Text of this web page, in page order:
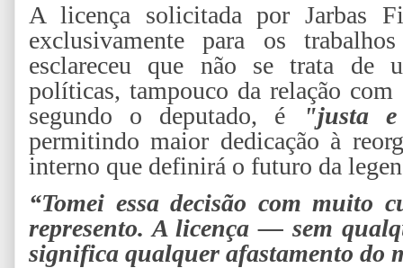
A licença solicitada por Jarbas
exclusivamente para os
esclareceu que não se trata de
políticas, tampouco da relação com
segundo o deputado, é
"justa e
permitindo maior dedicação à
interno que definirá o futuro da
“Tomei essa decisão com muito
represento. A licença — sem
significa qualquer afastamento do